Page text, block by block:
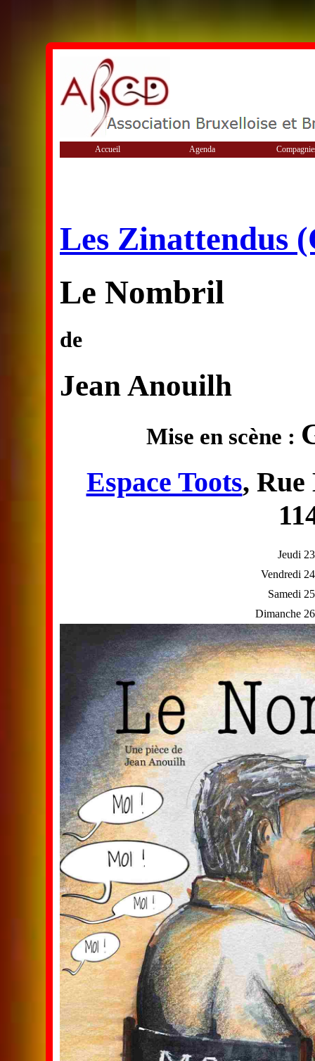
Accueil Agenda
Les Zinattendus
Le Nombril
de
Jean Anouilh
Mise en scène :
Espace Toots, Rue
Jeudi
Vendredi
Samedi
Dimanche